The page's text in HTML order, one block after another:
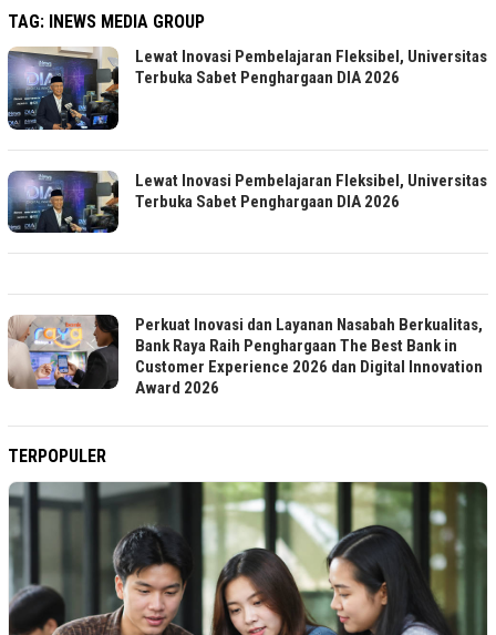
TAG: INEWS MEDIA GROUP
Lewat Inovasi Pembelajaran Fleksibel, Universitas
Terbuka Sabet Penghargaan DIA 2026
Lewat Inovasi Pembelajaran Fleksibel, Universitas
Terbuka Sabet Penghargaan DIA 2026
Perkuat Inovasi dan Layanan Nasabah Berkualitas,
Bank Raya Raih Penghargaan The Best Bank in
Customer Experience 2026 dan Digital Innovation
Award 2026
TERPOPULER